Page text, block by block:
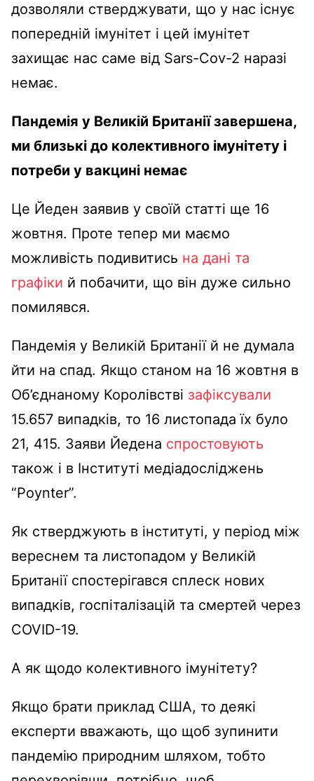
дозволяли стверджувати, що у нас існує
попередній імунітет і цей імунітет
захищає нас саме від Sars-Cov-2 наразі
немає.
Пандемія у Великій Британії завершена,
ми близькі до колективного імунітету і
потреби у вакцині немає
Це Йеден заявив у своїй статті ще 16
жовтня. Проте тепер ми маємо
можливість подивитись на дані та
графіки й побачити, що він дуже сильно
помилявся.
Пандемія у Великій Британії й не думала
йти на спад. Якщо станом на 16 жовтня в
Об’єднаному Королівстві зафіксували
15.657 випадків, то 16 листопада їх було
21, 415. Заяви Йедена спростовують
також і в Інституті медіадосліджень
“Poynter”.
Як стверджують в інституті, у період між
вереснем та листопадом у Великій
Британії спостерігався сплеск нових
випадків, госпіталізацій та смертей через
COVID-19.
А як щодо колективного імунітету?
Якщо брати приклад США, то деякі
експерти вважають, що щоб зупинити
пандемію природним шляхом, тобто